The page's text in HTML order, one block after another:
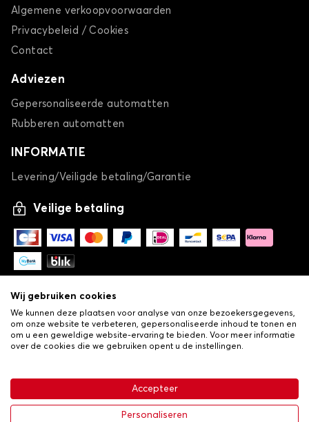
€ 26,24
Algemene verkoopvoorwaarden
Privacybeleid / Cookies
Contact
Adviezen
Gepersonaliseerde automatten
Rubberen automatten
INFORMATIE
Levering/Veiligde betaling/Garantie
Veilige betaling
Algemene verkoopvoorwaarden•Privacy- en cookiebeleid
•Livraison
Wij gebruiken cookies
We kunnen deze plaatsen voor analyse van onze bezoekersgegevens,
om onze website te verbeteren, gepersonaliseerde inhoud te tonen en
om u een geweldige website-ervaring te bieden. Voor meer informatie
over de cookies die we gebruiken opent u de instellingen.
Accepteer
Personaliseren